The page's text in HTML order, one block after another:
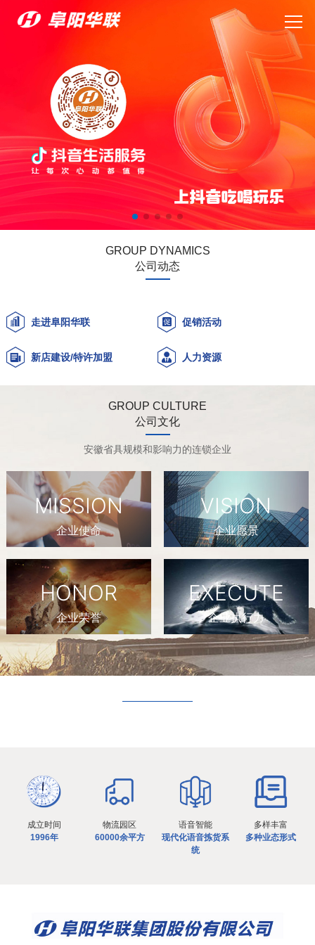
GROUP DYNAMICS
公司动态
走进阜阳华联 促销活动
新店建设/特许加盟 人力资源
GROUP CULTURE
公司文化
安徽省具规模和影响力的连锁企业
MISSION
企业使命
VISION
企业愿景
HONOR
企业荣誉
EXECUTE
企业执行力
成立时间
1996年
物流园区
60000余平方
语音智能
现代化语音拣货系
统
多样丰富
多种业态形式